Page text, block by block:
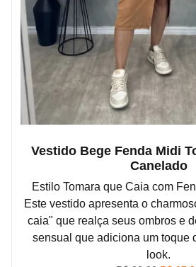
Vestido Bege Fenda Midi
Canelado
Estilo Tomara que Caia com
Este vestido apresenta o
caia" que realça seus ombros e
sensual que adiciona um toque
look.